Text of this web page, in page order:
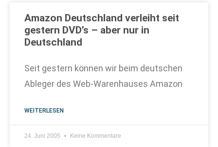
Amazon Deutschland verleiht seit
gestern DVD’s – aber nur in
Deutschland
Seit gestern können wir beim deutschen
Ableger des Web-Warenhauses Amazon
WEITERLESEN
24. Juni 2005 Keine Kommentare